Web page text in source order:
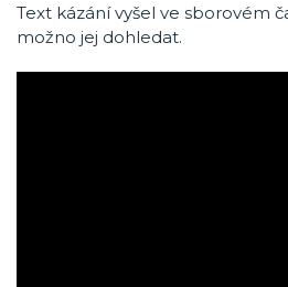
Text kázání vyšel ve sborovém
možno jej dohledat.